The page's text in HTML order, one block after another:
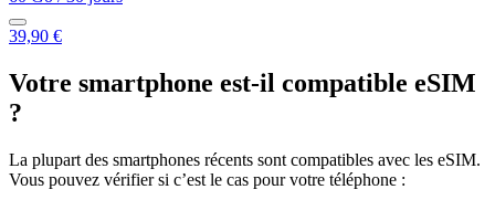
39,90 €
Votre smartphone est-il compatible eSIM
?
La plupart des smartphones récents sont compatibles avec les eSIM.
Vous pouvez vérifier si c’est le cas pour votre téléphone :